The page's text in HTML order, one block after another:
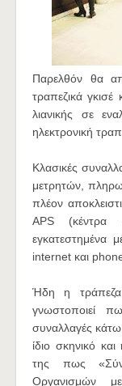
Παρελθόν θα
τραπεζικά
λιανικής σε
ηλεκτρονική
Κλασικές
μετρητών,
πλέον
APS (κέντρα
εγκατεστημένα
internet και
Ήδη η
γνωστοποιεί
συναλλαγές
ίδιο σκηνικό
της πως
Οργανισμών